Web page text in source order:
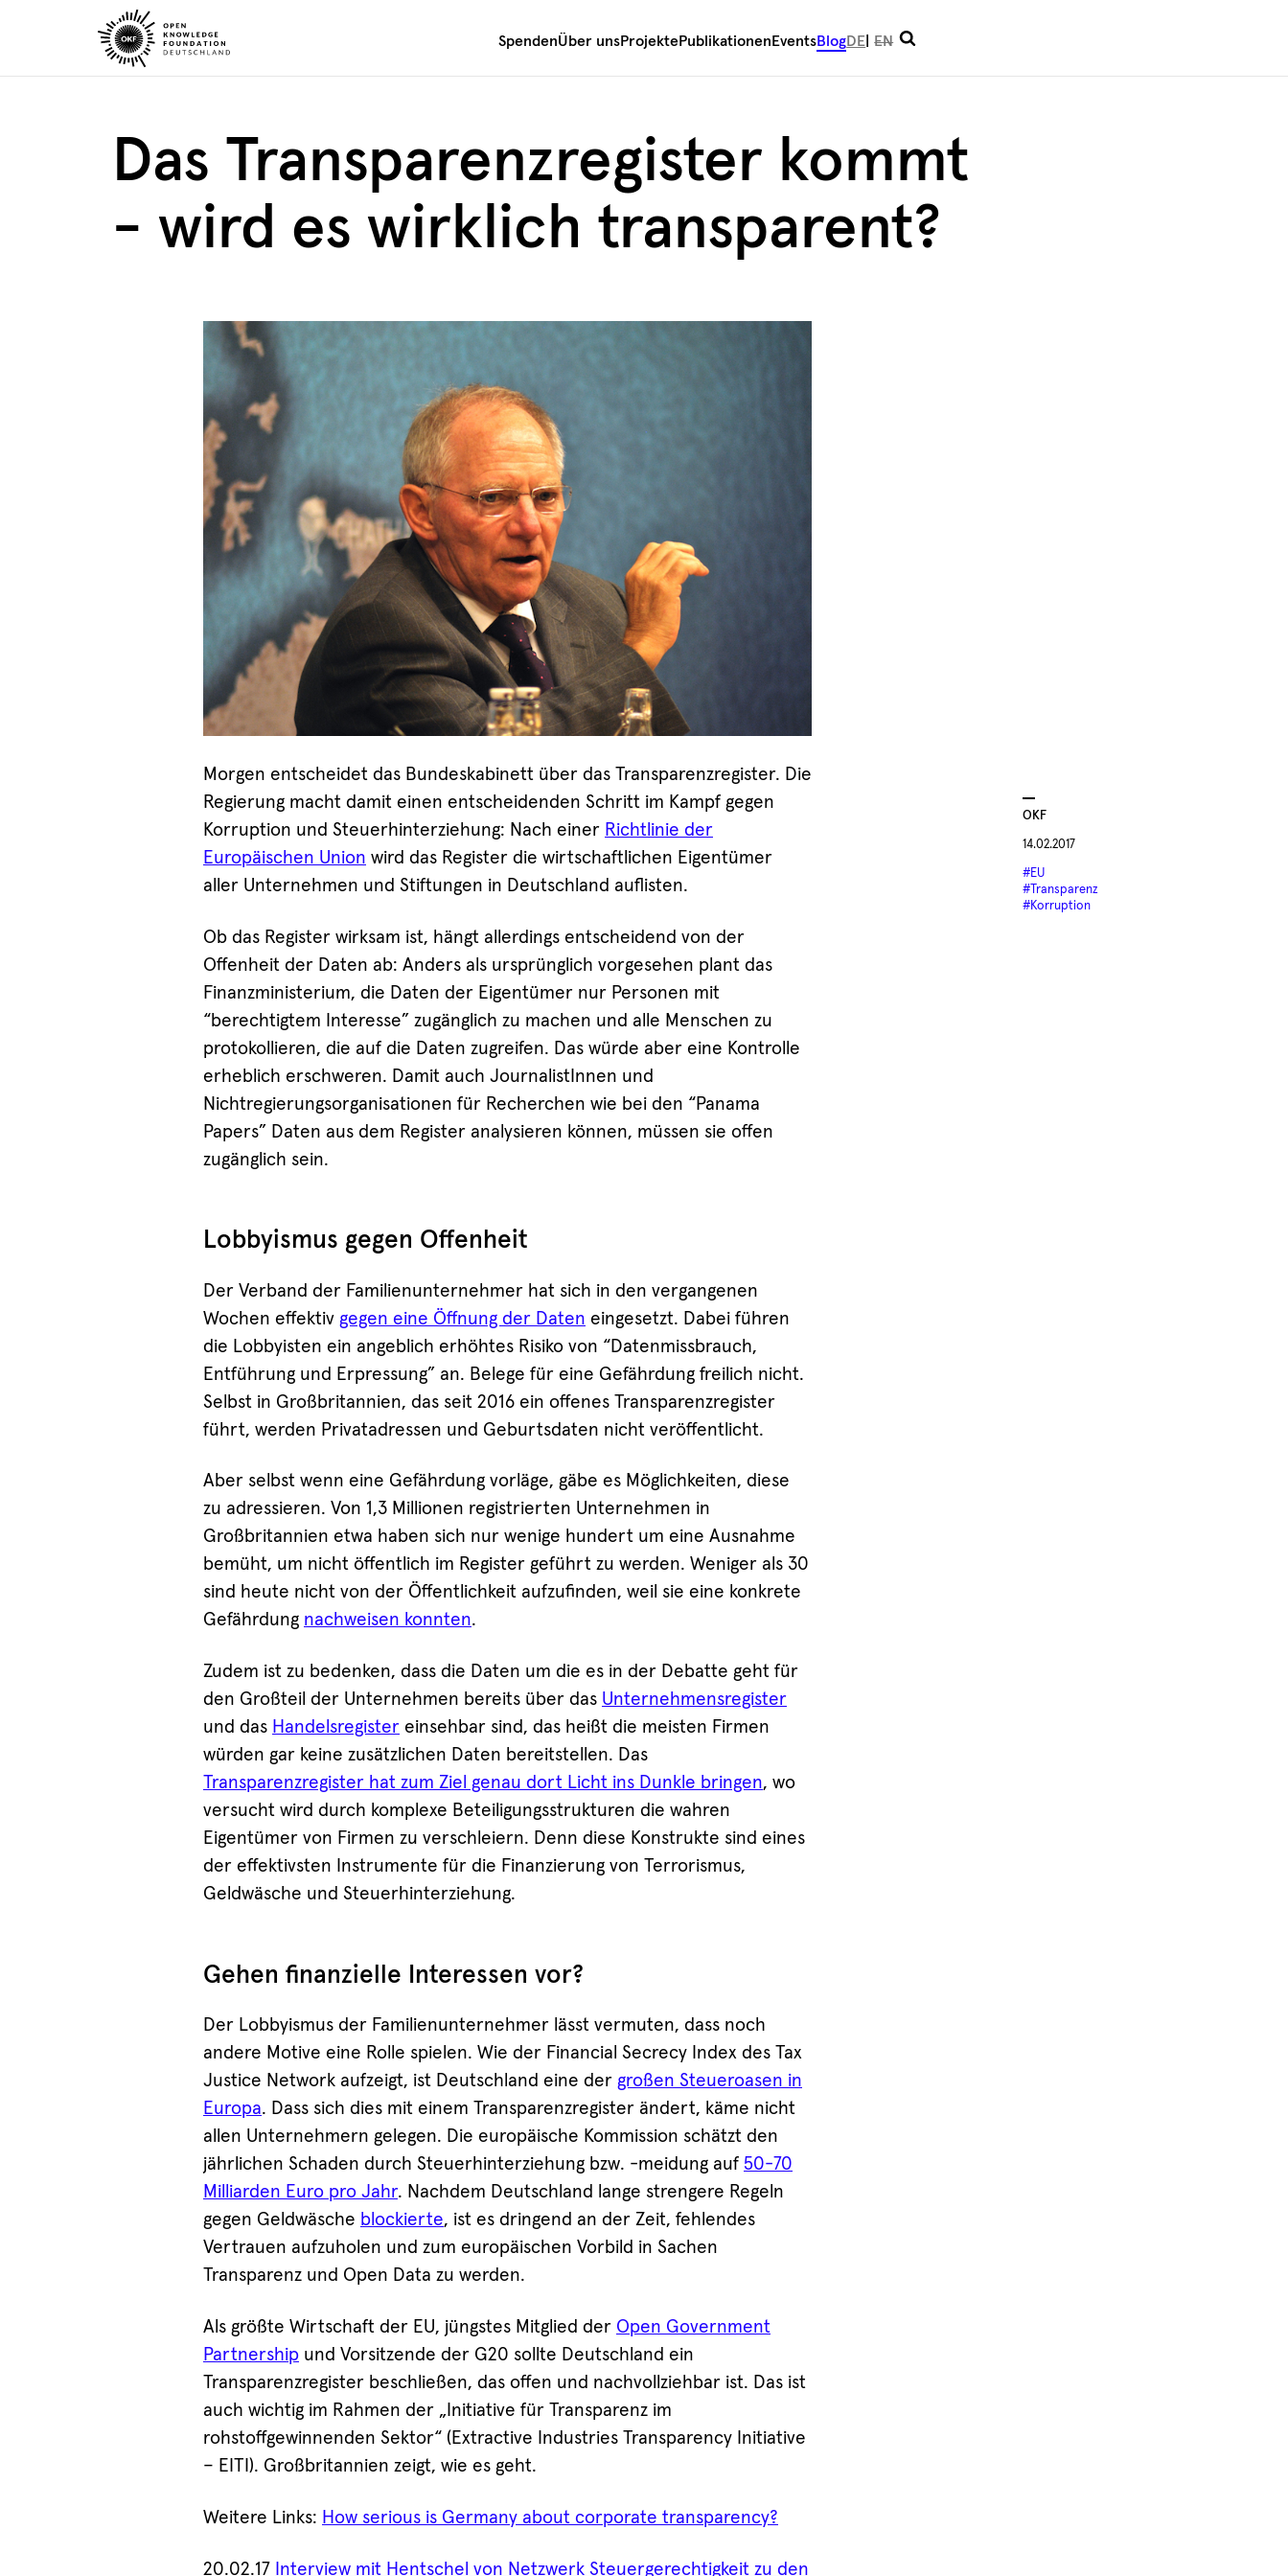
Skip
to
SpendenÜber unsProjektePublikationen EventsBlogDE EN
Suche
Das Transparenzregister kommt
- wird es wirklich transparent?
OKF
14.02.2017
#EU
#Transparenz
#Korruption
Morgen entscheidet das Bundeskabinett über das Transparenzregister. Die
Regierung macht damit einen entscheidenden Schritt im Kampf gegen
Korruption und Steuerhinterziehung: Nach einer Richtlinie der
Europäischen Union wird das Register die wirtschaftlichen Eigentümer
aller Unternehmen und Stiftungen in Deutschland auflisten.
Ob das Register wirksam ist, hängt allerdings entscheidend von der
Offenheit der Daten ab: Anders als ursprünglich vorgesehen plant das
Finanzministerium, die Daten der Eigentümer nur Personen mit
“berechtigtem Interesse” zugänglich zu machen und alle Menschen zu
protokollieren, die auf die Daten zugreifen. Das würde aber eine Kontrolle
erheblich erschweren. Damit auch JournalistInnen und
Nichtregierungsorganisationen für Recherchen wie bei den “Panama
Papers” Daten aus dem Register analysieren können, müssen sie offen
zugänglich sein.
Lobbyismus gegen Offenheit
Der Verband der Familienunternehmer hat sich in den vergangenen
Wochen effektiv gegen eine Öffnung der Daten eingesetzt. Dabei führen
die Lobbyisten ein angeblich erhöhtes Risiko von “Datenmissbrauch,
Entführung und Erpressung” an. Belege für eine Gefährdung freilich nicht.
Selbst in Großbritannien, das seit 2016 ein offenes Transparenzregister
führt, werden Privatadressen und Geburtsdaten nicht veröffentlicht.
Aber selbst wenn eine Gefährdung vorläge, gäbe es Möglichkeiten, diese
zu adressieren. Von 1,3 Millionen registrierten Unternehmen in
Großbritannien etwa haben sich nur wenige hundert um eine Ausnahme
bemüht, um nicht öffentlich im Register geführt zu werden. Weniger als 30
sind heute nicht von der Öffentlichkeit aufzufinden, weil sie eine konkrete
Gefährdung nachweisen konnten.
Zudem ist zu bedenken, dass die Daten um die es in der Debatte geht für
den Großteil der Unternehmen bereits über das Unternehmensregister
und das Handelsregister einsehbar sind, das heißt die meisten Firmen
würden gar keine zusätzlichen Daten bereitstellen. Das
Transparenzregister hat zum Ziel genau dort Licht ins Dunkle bringen, wo
versucht wird durch komplexe Beteiligungsstrukturen die wahren
Eigentümer von Firmen zu verschleiern. Denn diese Konstrukte sind eines
der effektivsten Instrumente für die Finanzierung von Terrorismus,
Geldwäsche und Steuerhinterziehung.
Gehen finanzielle Interessen vor?
Der Lobbyismus der Familienunternehmer lässt vermuten, dass noch
andere Motive eine Rolle spielen. Wie der Financial Secrecy Index des Tax
Justice Network aufzeigt, ist Deutschland eine der großen Steueroasen in
Europa. Dass sich dies mit einem Transparenzregister ändert, käme nicht
allen Unternehmern gelegen. Die europäische Kommission schätzt den
jährlichen Schaden durch Steuerhinterziehung bzw. -meidung auf 50-70
Milliarden Euro pro Jahr. Nachdem Deutschland lange strengere Regeln
gegen Geldwäsche blockierte, ist es dringend an der Zeit, fehlendes
Vertrauen aufzuholen und zum europäischen Vorbild in Sachen
Transparenz und Open Data zu werden.
Als größte Wirtschaft der EU, jüngstes Mitglied der Open Government
Partnership und Vorsitzende der G20 sollte Deutschland ein
Transparenzregister beschließen, das offen und nachvollziehbar ist. Das ist
auch wichtig im Rahmen der „Initiative für Transparenz im
rohstoffgewinnenden Sektor“ (Extractive Industries Transparency Initiative
– EITI). Großbritannien zeigt, wie es geht.
Weitere Links: How serious is Germany about corporate transparency?
20.02.17
Interview mit Hentschel von Netzwerk Steuergerechtigkeit zu den